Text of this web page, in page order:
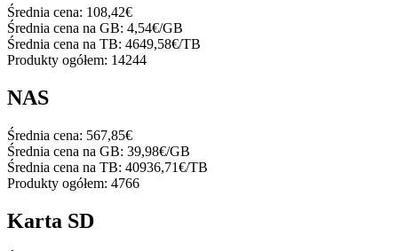
Średnia cena: 108,42€
Średnia cena na GB: 4,54€/GB
Średnia cena na TB: 4649,58€/TB
Produkty ogółem: 14244
NAS
Średnia cena: 567,85€
Średnia cena na GB: 39,98€/GB
Średnia cena na TB: 40936,71€/TB
Produkty ogółem: 4766
Karta SD